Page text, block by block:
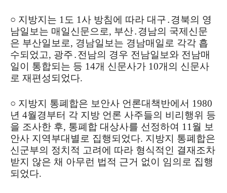
○ 지방지는 1도 1사 방침에 따라 대구․경북의 영
남일보는 매일신문으로, 부산․경남의 국제신문
은 부산일보로, 경남일보는 경남매일로 각각 흡
수되었고, 광주․전남의 경우 전남일보와 전남매
일이 통합되는 등 14개 신문사가 10개의 신문사
로 재편성되었다.
○ 지방지 통폐합은 보안사 언론대책반에서 1980
년 4월경부터 각 지방 언론 사주들의 비리행위 등
을 조사한 후, 통폐합 대상사를 선정하여 11월 보
안사 지역부대별로 집행되었다. 지방지 통폐합은
신군부의 정치적 고려에 따라 형식적인 결재조차
받지 않은 채 아무런 법적 근거 없이 임의로 집행
되었다.